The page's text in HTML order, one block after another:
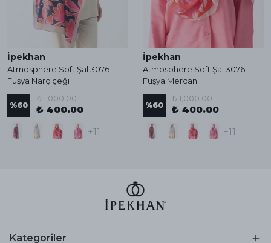
İpekhan
Atmosphere Soft Şal 3076 -
Fuşya Narçiçeği
%60
₺ 1,000.00
₺ 400.00
+11
İpekhan
Atmosphere Soft Şal 3076 -
Fuşya Mercan
%60
₺ 1,000.00
₺ 400.00
+11
Kategoriler